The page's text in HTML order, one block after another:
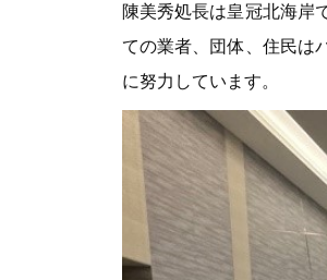
陳美秀処長は皇冠北海岸
ての業者、団体、住民は
に努力しています。